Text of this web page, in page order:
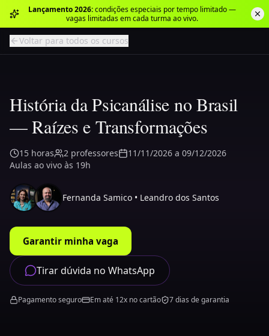
Lançamento 2026:condições especiais por tempo limitado —
vagas limitadas em cada turma ao vivo.
Voltar para todos os cursos
História da Psicanálise no Brasil
— Raízes e Transformações
15 horas 2 professores 11/11/2026 a 09/12/2026
Aulas ao vivo às 19h
Fernanda Samico • Leandro dos Santos
Garantir minha vaga
Tirar dúvida no WhatsApp
Pagamento seguro Em até 12x no cartão 7 dias de garantia